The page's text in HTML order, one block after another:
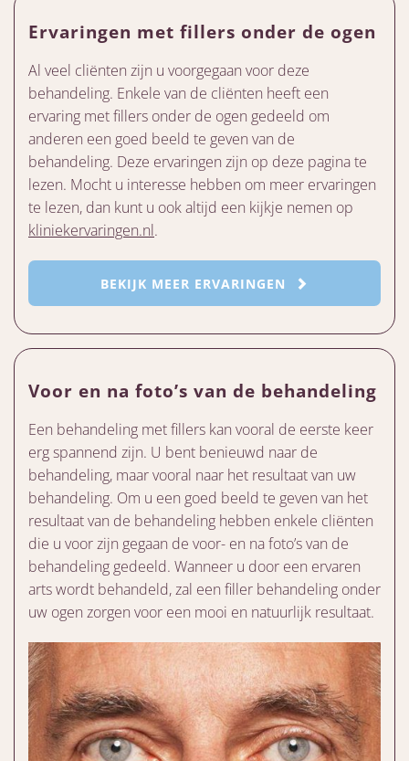
Ervaringen met fillers onder de ogen
Al veel cliënten zijn u voorgegaan voor deze
behandeling. Enkele van de cliënten heeft een
ervaring met fillers onder de ogen gedeeld om
anderen een goed beeld te geven van de
behandeling. Deze ervaringen zijn op deze pagina te
lezen. Mocht u interesse hebben om meer ervaringen
te lezen, dan kunt u ook altijd een kijkje nemen op
kliniekervaringen.nl.
BEKIJK MEER ERVARINGEN
Voor en na foto’s van de behandeling
Een behandeling met fillers kan vooral de eerste keer
erg spannend zijn. U bent benieuwd naar de
behandeling, maar vooral naar het resultaat van uw
behandeling. Om u een goed beeld te geven van het
resultaat van de behandeling hebben enkele cliënten
die u voor zijn gegaan de voor- en na foto’s van de
behandeling gedeeld. Wanneer u door een ervaren
arts wordt behandeld, zal een filler behandeling onder
uw ogen zorgen voor een mooi en natuurlijk resultaat.